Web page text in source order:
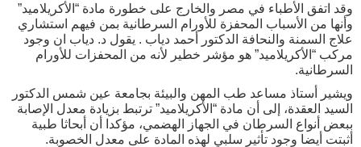
وقد اتفق الأطباء في مصر والخارج على خطورة مادة “الأكريلاميد”
وأنها من الأسباب المحفزة للأورام السرطانية بمن فيهم استشاري
علاج السمنة والنحافة الدكتور أحمد دياب . يقول د. دياب ان وجود
مركب “الأكريلاميد” هو مؤشر خطير لأنه من المحفزات للأورام
السرطانية.
ويشير أستاذ مساعد طب المهن والبيئة بجامعة عين شمس الدكتور
السيد العقدة، إلى أن مادة “الأكريلاميد” ترتبط بزيادة معدل الإصابة
ببعض أنواع السرطان في الجهاز الهضمي، مؤكدا أن أبحاثا طبية
أثبتت أيضا وجود تأثير سلبي لهذه المادة على معدل الخصوبة.